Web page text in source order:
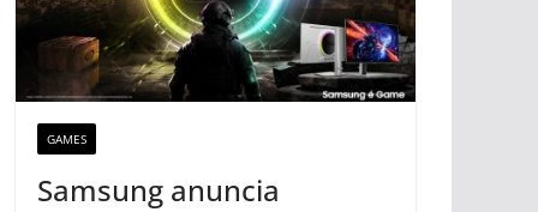
GAMES
Samsung anuncia